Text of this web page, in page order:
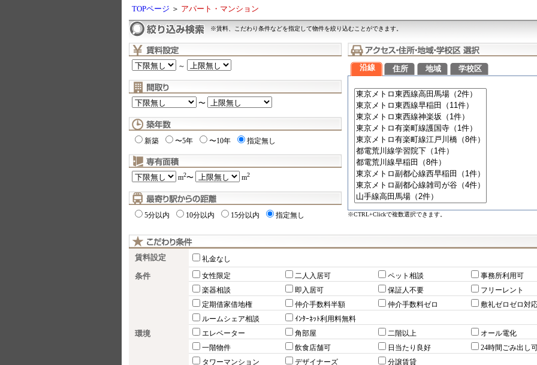
TOPページ ＞ アパート・マンション
※賃料、こだわり条件などを指定して物件を絞り込むことができます。
～
〜
新築 〜5年 〜10年 指定無し
m2〜 m2
5分以内 10分以内 15分以内 指定無し
沿線 住所 地域 学校区
※CTRL+Clickで複数選択できます。
賃料設定 礼金なし
条件 女性限定 二人入居可 ペット相談
事務所利用可
楽器相談
即入居可 保証人不要
フリーレント
定期借家借地権
仲介手数料半額 仲介手数料ゼロ
敷礼ゼロゼロ対
ルームシェア相談
ｲﾝﾀｰﾈｯﾄ利用料無料
環境 エレベーター 角部屋 二階以上
オール電化
一階物件
飲食店舗可 日当たり良好
24時間ごみ出し
タワーマンション
デザイナーズ 分譲賃貸